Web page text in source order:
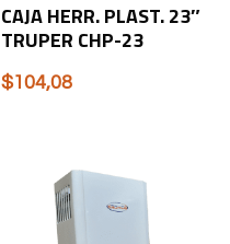
CAJA HERR. PLAST. 23″
TRUPER CHP-23
$104,08